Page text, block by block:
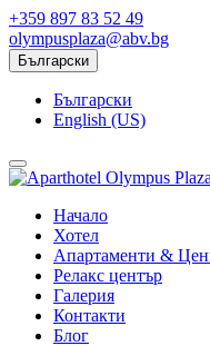
+359 897 83 52 49
olympusplaza@abv.bg
Български
Български
English (US)
Начало
Хотел
Апартаменти &
Релакс център
Галерия
Контакти
Блог